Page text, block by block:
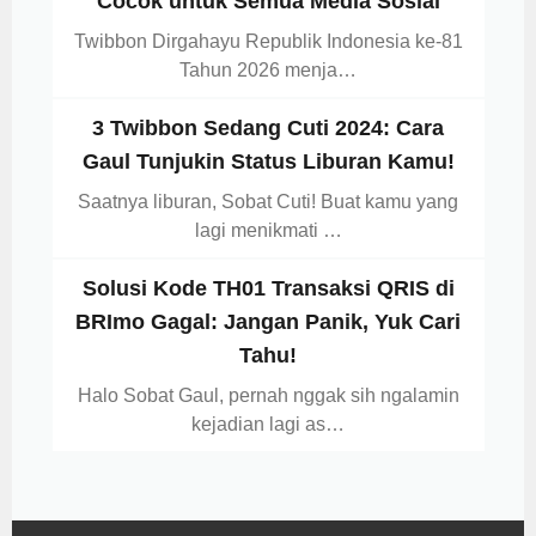
Twibbon Dirgahayu Republik Indonesia ke-81
Tahun 2026 menja…
3 Twibbon Sedang Cuti 2024: Cara
Gaul Tunjukin Status Liburan Kamu!
Saatnya liburan, Sobat Cuti! Buat kamu yang
lagi menikmati …
Solusi Kode TH01 Transaksi QRIS di
BRImo Gagal: Jangan Panik, Yuk Cari
Tahu!
Halo Sobat Gaul, pernah nggak sih ngalamin
kejadian lagi as…